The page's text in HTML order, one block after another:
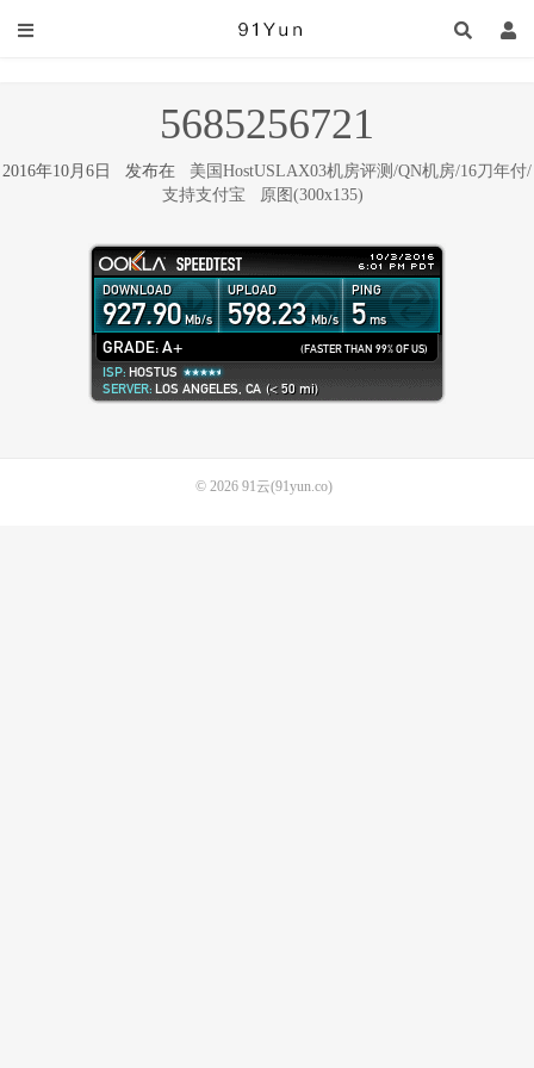
5685256721
2016年10月6日 发布在 美国HostUSLAX03机房评测/QN机房/16刀年付/
支持支付宝
原图(300x135)
© 2026 91云(91yun.co)